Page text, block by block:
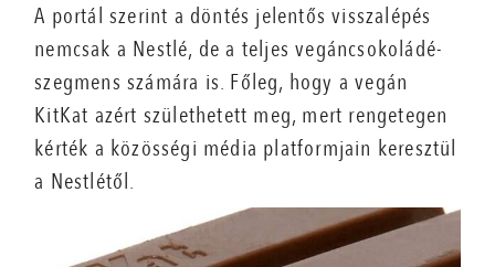
A portál szerint a döntés jelentős visszalépés
nemcsak a Nestlé, de a teljes vegáncsokoládé-
szegmens számára is. Főleg, hogy a vegán
KitKat azért születhetett meg, mert rengetegen
kérték a közösségi média platformjain keresztül
a Nestlétől.